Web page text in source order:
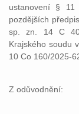
ustanovení §
pozdějších
sp. zn. 14 C
Krajského soudu
10 Co 160/2025-
Z odůvodnění: